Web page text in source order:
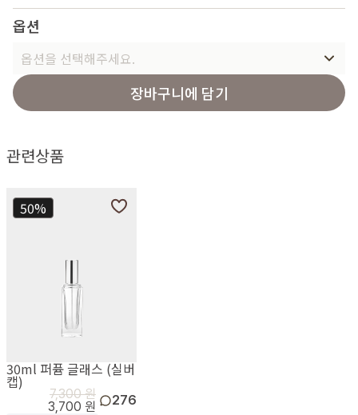
옵션
옵션을 선택해주세요.
장바구니에 담기
관련상품
50%
30ml 퍼퓸 글래스 (실버
캡)
7,300 원
3,700 원
276